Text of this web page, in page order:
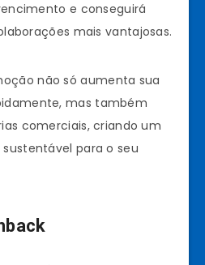
e conseguirá
mais vantajosas.
não só aumenta sua
mas também
comerciais, criando um
para o seu